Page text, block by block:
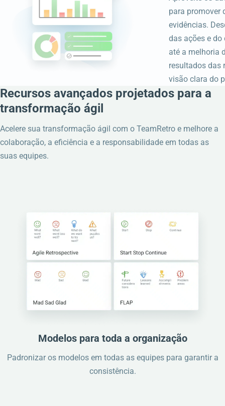
para promover
evidências.
das ações e do
até a melhoria
resultados das
visão clara do
Recursos avançados projetados para a
transformação ágil
Acelere sua transformação ágil com o TeamRetro e melhore a
colaboração, a eficiência e a responsabilidade em todas as
suas equipes.
Modelos para toda a organização
Padronizar os modelos em todas as equipes para garantir a
consistência.